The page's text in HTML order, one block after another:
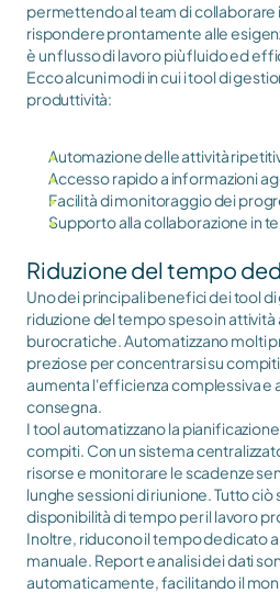
permettendo al team di collaborare
rispondere prontamente alle
è un flusso di lavoro più fluido ed
Ecco alcuni modi in cui i tool di
produttività:
Automazione delle attività
Accesso rapido a informazioni
Facilità di monitoraggio dei
Supporto alla collaborazione in
Riduzione del tempo
Uno dei principali benefici dei tool
riduzione del tempo speso in
burocratiche. Automatizzano molti
preziose per concentrarsi su
aumenta l'efficienza complessiva e
consegna.
I tool automatizzano la
compiti. Con un sistema
risorse e monitorare le scadenze
lunghe sessioni di riunione. Tutto
disponibilità di tempo per il lavoro
Inoltre, riducono il tempo dedicato
manuale. Report e analisi dei dati
automaticamente, facilitando il